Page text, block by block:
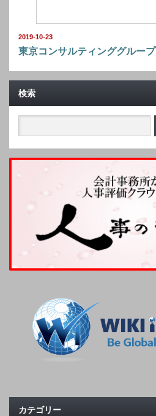
2019-10-23
東京コンサルティンググループ
検索
カテゴリー